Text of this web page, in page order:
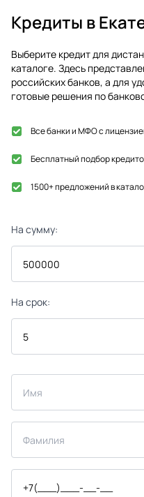
Кредиты в
Выберите кредит для
каталоге. Здесь
российских банков, а для
готовые решения по
Все банки и МФО с
Бесплатный подбор
1500+ предложений в
На сумму:
На срок: